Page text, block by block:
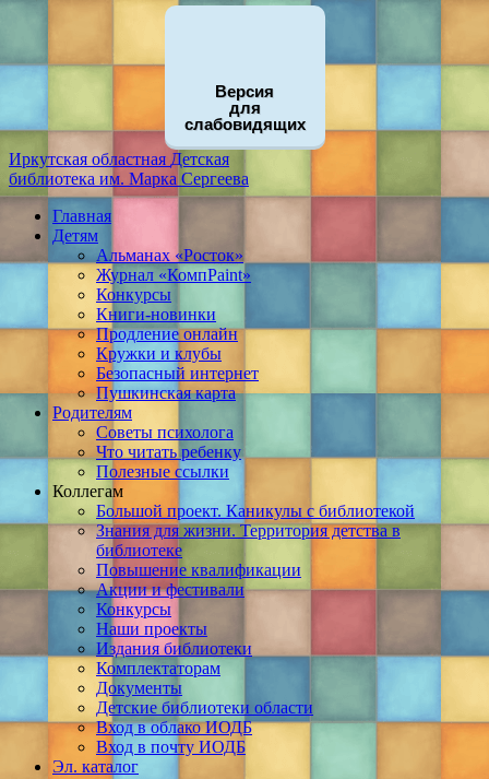
Версия
для
слабовидящих
Иркутская областная Детская
библиотека им. Марка Сергеева
Главная
Детям
Альманах «Росток»
Журнал «КомпPaint»
Конкурсы
Книги-новинки
Продление онлайн
Кружки и клубы
Безопасный интернет
Пушкинская карта
Родителям
Советы психолога
Что читать ребенку
Полезные ссылки
Коллегам
Большой проект. Каникулы с библиотекой
Знания для жизни. Территория детства в
библиотеке
Повышение квалификации
Акции и фестивали
Конкурсы
Наши проекты
Издания библиотеки
Комплектаторам
Документы
Детские библиотеки области
Вход в облако ИОДБ
Вход в почту ИОДБ
Эл. каталог